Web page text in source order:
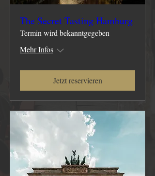
The Secret Tasting Hamburg
Termin wird bekanntgegeben
Mehr Infos
Jetzt reservieren